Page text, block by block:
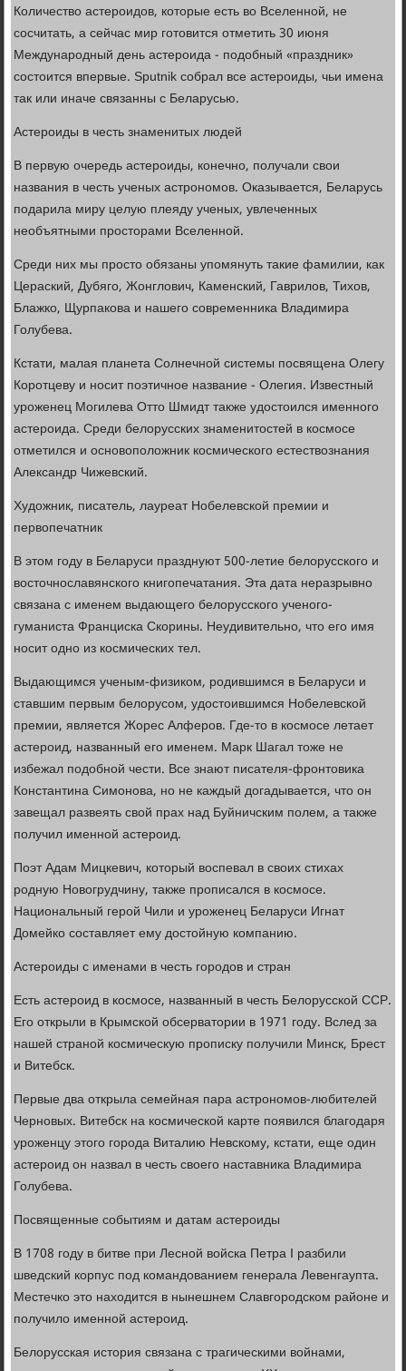
Количество астероидов, которые есть во Вселенной, не
сосчитать, а сейчас мир готовится отметить 30 июня
Международный день астероида - подобный «праздник»
состоится впервые. Sputnik собрал все астероиды, чьи имена
так или иначе связанны с Беларусью.
Астероиды в честь знаменитых людей
В первую очередь астероиды, конечно, получали свои
названия в честь ученых астрономов. Оказывается, Беларусь
подарила миру целую плеяду ученых, увлеченных
необъятными просторами Вселенной.
Среди них мы просто обязаны упомянуть такие фамилии, как
Цераский, Дубяго, Жонглович, Каменский, Гаврилов, Тихов,
Блажко, Щурпакова и нашего современника Владимира
Голубева.
Кстати, малая планета Солнечной системы посвящена Олегу
Коротцеву и носит поэтичное название - Олегия. Известный
уроженец Могилева Отто Шмидт также удостоился именного
астероида. Среди белорусских знаменитостей в космосе
отметился и основоположник космического естествознания
Александр Чижевский.
Художник, писатель, лауреат Нобелевской премии и
первопечатник
В этом году в Беларуси празднуют 500-летие белорусского и
восточнославянского книгопечатания. Эта дата неразрывно
связана с именем выдающего белорусского ученого-
гуманиста Франциска Скорины. Неудивительно, что его имя
носит одно из космических тел.
Выдающимся ученым-физиком, родившимся в Беларуси и
ставшим первым белорусом, удостоившимся Нобелевской
премии, является Жорес Алферов. Где-то в космосе летает
астероид, названный его именем. Марк Шагал тоже не
избежал подобной чести. Все знают писателя-фронтовика
Константина Симонова, но не каждый догадывается, что он
завещал развеять свой прах над Буйничским полем, а также
получил именной астероид.
Поэт Адам Мицкевич, который воспевал в своих стихах
родную Новогрудчину, также прописался в космосе.
Национальный герой Чили и уроженец Беларуси Игнат
Домейко составляет ему достойную компанию.
Астероиды с именами в честь городов и стран
Есть астероид в космосе, названный в честь Белорусской ССР.
Его открыли в Крымской обсерватории в 1971 году. Вслед за
нашей страной космическую прописку получили Минск, Брест
и Витебск.
Первые два открыла семейная пара астрономов-любителей
Черновых. Витебск на космической карте появился благодаря
уроженцу этого города Виталию Невскому, кстати, еще один
астероид он назвал в честь своего наставника Владимира
Голубева.
Посвященные событиям и датам астероиды
В 1708 году в битве при Лесной войска Петра І разбили
шведский корпус под командованием генерала Левенгаупта.
Местечко это находится в нынешнем Славгородском районе и
получило именной астероид.
Белорусская история связана с трагическими войнами,